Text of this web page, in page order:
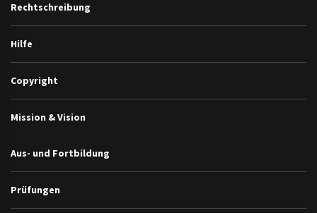
Rechtschreibung
Hilfe
Copyright
Mission & Vision
Aus- und Fortbildung
Prüfungen